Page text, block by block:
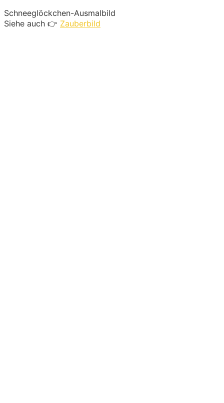
Schneeglöckchen-Ausmalbild
Siehe auch 👉 Zauberbild